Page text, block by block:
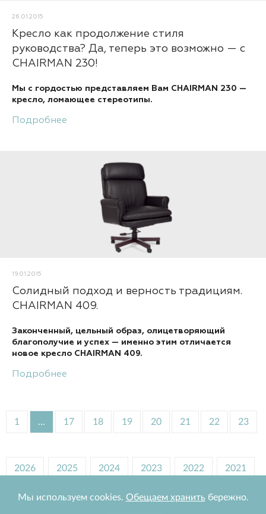
26.01.2015
Кресло как продолжение стиля
руководства? Да, теперь это возможно — с
CHAIRMAN 230!
Мы с гордостью представляем Вам CHAIRMAN 230 —
кресло, ломающее стереотипы.
Подробнее
19.01.2015
Солидный подход и верность традициям.
CHAIRMAN 409.
Законченный, цельный образ, олицетворяющий
благополучие и успех — именно этим отличается
новое кресло CHAIRMAN 409.
Подробнее
1 ... 17 18 19 20 21 22 23
2026 2025 2024 2023 2022 2021
Мы используем cookies. Обещаем хранить бережно.